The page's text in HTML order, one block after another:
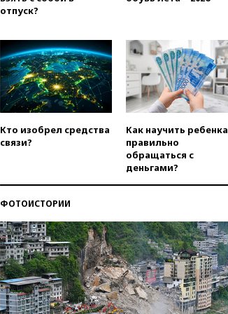
отпуск?
Кто изобрел средства
связи?
Как научить ребенка
правильно
обращаться с
деньгами?
ФОТОИСТОРИИ